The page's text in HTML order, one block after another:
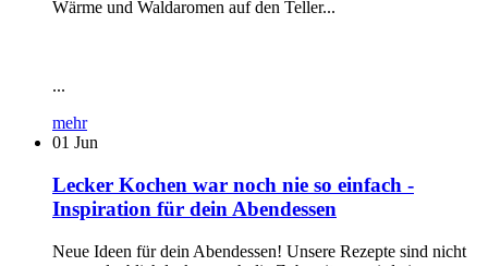
Wärme und Waldaromen auf den Teller...
...
mehr
01 Jun
Lecker Kochen war noch nie so einfach -
Inspiration für dein Abendessen
Neue Ideen für dein Abendessen! Unsere Rezepte sind nicht